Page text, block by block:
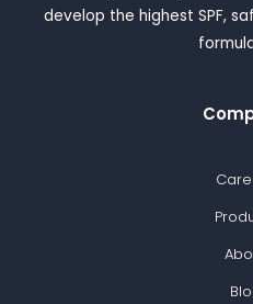
develop the highest SPF,